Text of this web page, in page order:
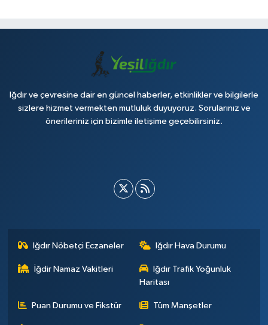
Iğdır ve çevresine dair en güncel haberler, etkinlikler ve bilgilerle
sizlere hizmet vermekten mutluluk duyuyoruz. Sorularınız ve
önerileriniz için bizimle iletişime geçebilirsiniz.
Iğdır Nöbetçi Eczaneler Iğdır Hava Durumu
İğdir Namaz Vakitleri
Iğdır Trafik Yoğunluk
Haritası
Puan Durumu ve Fikstür Tüm Manşetler